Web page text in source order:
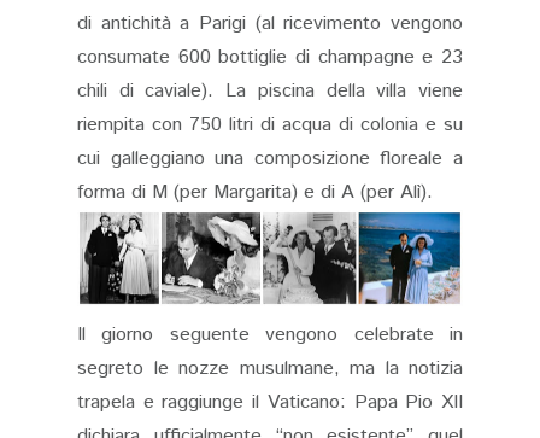
di antichità a Parigi (al ricevimento vengono
consumate 600 bottiglie di champagne e 23
chili di caviale). La piscina della villa viene
riempita con 750 litri di acqua di colonia e su
cui galleggiano una composizione floreale a
forma di M (per Margarita) e di A (per Alì).
Il giorno seguente vengono celebrate in
segreto le nozze musulmane, ma la notizia
trapela e raggiunge il Vaticano: Papa Pio XII